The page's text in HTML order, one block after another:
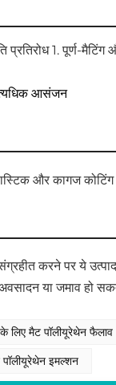
प्रतिरोध 1. पूर्ण-
आसंजन
और कागज कोटिंग
करने पर ये
या जमाव हो
लिए मैट पॉलीयूरेथेन फैलाव
इमल्शन